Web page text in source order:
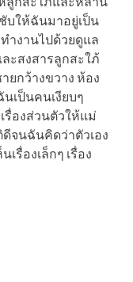
บให้ฉันมาอยู่เป็น
ำงานไปด้วยดูแล
ะสงสารลูกสะใภ้
ยกว้างขวาง ห้อง
เป็นคนเงียบๆ
รื่องส่วนตัวให้แม่
จนฉันคิดว่าตัวเอง
รื่องเล็กๆ เรื่อง